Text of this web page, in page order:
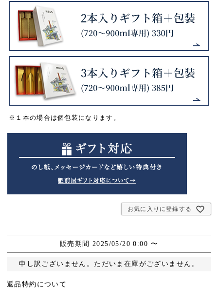
※１本の場合は個包装になります。
お気に入りに登録する
販売期間 2025/05/20 0:00 〜
申し訳ございません。ただいま在庫がございません。
返品特約について